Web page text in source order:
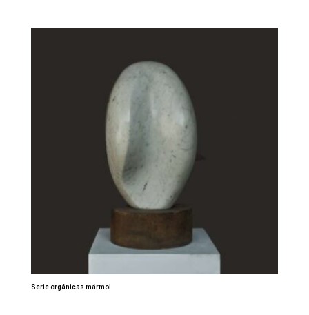
Serie orgánicas mármol